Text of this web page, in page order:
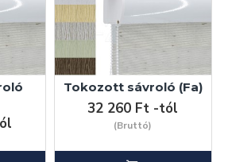
választékunkból és rendeljen
méretre.
van szüksége, kérjük
egyikén melyet a " Kapcsolat
Tokozott sávroló (Fa)
32 260 Ft -tól
(Bruttó)